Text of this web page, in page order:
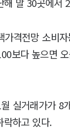
격전망 소비
보다 높으면
실거래가가 8
하고 있다.